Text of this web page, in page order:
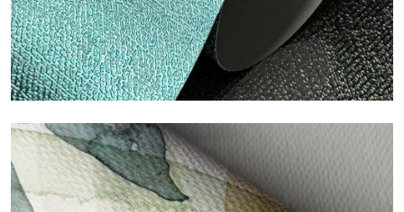
Metal
Metal ist die metallische Tapete von Tecnografica, mit
einzigartigen metallischen Reflexen, die Gold-, Silber-, Kupfer-